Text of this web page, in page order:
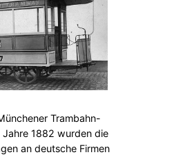
Trambahn-
1882 wurden die
an deutsche Firmen